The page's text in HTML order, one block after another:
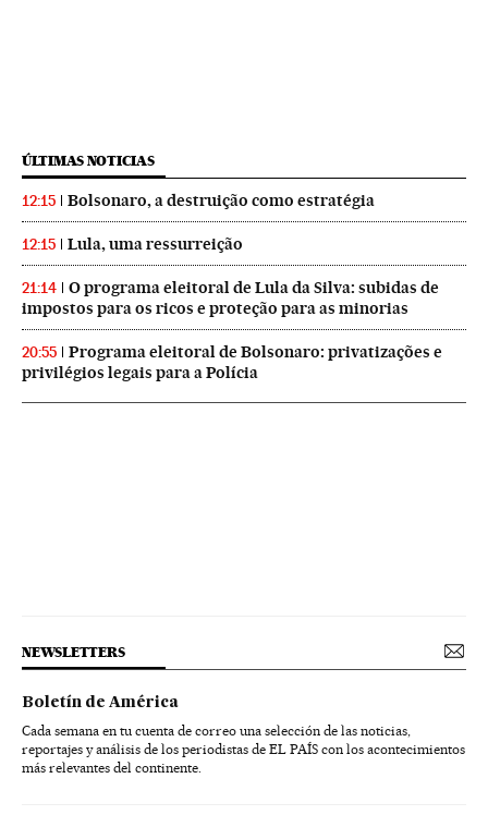
ÚLTIMAS NOTICIAS
12:15 Bolsonaro, a destruição como estratégia
12:15 Lula, uma ressurreição
21:14
O programa eleitoral de Lula da Silva: subidas de
impostos para os ricos e proteção para as minorias
20:55
Programa eleitoral de Bolsonaro: privatizações e
privilégios legais para a Polícia
NEWSLETTERS
Boletín de América
Cada semana en tu cuenta de correo una selección de las noticias,
reportajes y análisis de los periodistas de EL PAÍS con los acontecimientos
más relevantes del continente.